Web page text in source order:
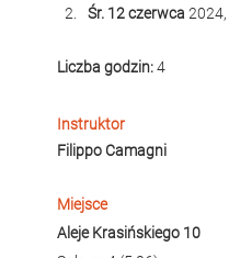
Śr. 12 czerwca 2024,
Liczba godzin: 4
Instruktor
Filippo Camagni
Miejsce
Aleje Krasińskiego 10